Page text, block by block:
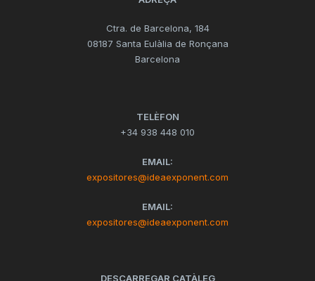
Ctra. de Barcelona, 184
08187 Santa Eulàlia de Ronçana
Barcelona
TELÈFON
+34 938 448 010
EMAIL:
expositores@ideaexponent.com
EMAIL:
expositores@ideaexponent.com
DESCARREGAR CATÀLEG